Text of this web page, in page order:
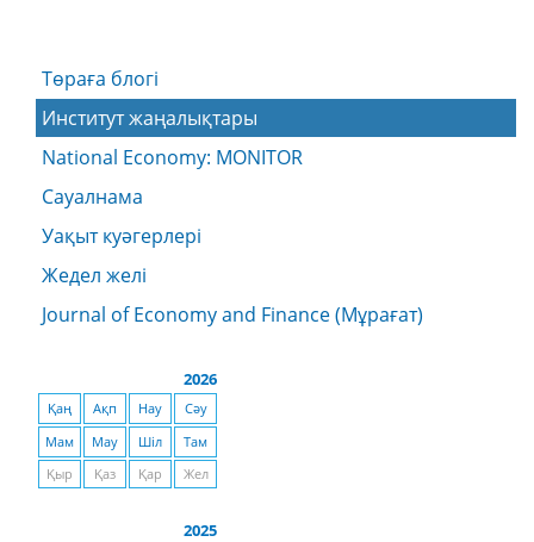
Төраға блогі
Институт жаңалықтары
National Economy: MONITOR
Сауалнама
Уақыт куәгерлері
Жедел желі
Journal of Economy and Finance (Мұрағат)
2026
Қаң Ақп Нау
Сәу
Мам
Мау Шіл
Там
Қыр
Қаз Қар Жел
2025